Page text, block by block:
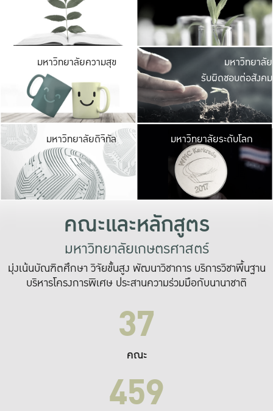
มีพื้นที่เขียวสดใส
เป็นป่าในเมือง เกษต
มหาวิทยาลัยความสุข มหาวิ
ค
เปิดประ
และพบเรื่องราวใ
มหาวิทยาลัย
รับผิดชอบต่อสังคม
มหาวิทยาลัยดิจิทัล มหาวิ
เปลี่ยนแปลง แล
เพื่อทำง
ระบบสารสนเทศ
มหาวิทยาลัยระดับโลก
คณะและหลักสูตร
มหาวิทยาลัยเกษตรศาสตร์
มุ่งเน้นบัณฑิตศึกษา วิจัยขั้นสูง พัฒนาวิชาการ บริการวิชาพื้นฐาน
บริหารโครงการพิเศษ ประสานความร่วมมือกับนานาชาติ
37
คณะ
459